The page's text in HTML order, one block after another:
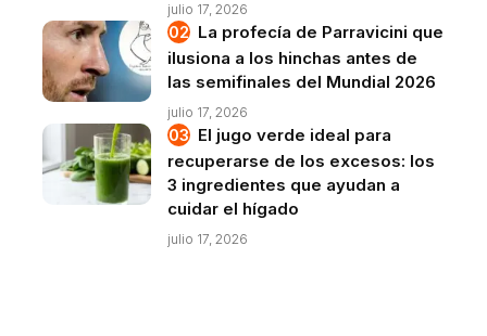
julio 17, 2026
La profecía de Parravicini que
ilusiona a los hinchas antes de
las semifinales del Mundial 2026
julio 17, 2026
El jugo verde ideal para
recuperarse de los excesos: los
3 ingredientes que ayudan a
cuidar el hígado
julio 17, 2026